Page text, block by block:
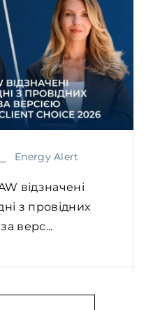
Energy Alert
відзначені
з провідних
за верс...